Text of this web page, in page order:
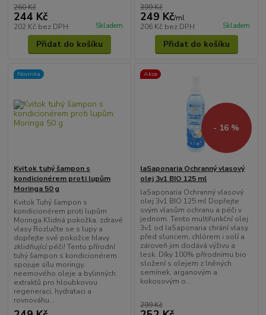
260 Kč
244 Kč
202 Kč bez DPH Skladem
Přidat do košíku
399 Kč
249 Kč/ml
206 Kč bez DPH Skladem
Přidat do košíku
Novinka
Kvitok tuhý šampon s
kondicionérem proti lupům
Moringa 50 g
Kvitok Tuhý šampon s
kondicionérem proti lupům
Moringa Klidná pokožka, zdravé
vlasy Rozlučte se s lupy a
dopřejte své pokožce hlavy
zklidňující péči! Tento přírodní
tuhý šampon s kondicionérem
spojuje sílu moringy,
neemového oleje a bylinných
extraktů pro hloubkovou
regeneraci, hydrataci a
rovnováhu...
Akce
- 16 %
laSaponaria Ochranný vlasový
olej 3v1 BIO 125 ml
laSaponaria Ochranný vlasový
olej 3v1 BIO 125 ml Dopřejte
svým vlasům ochranu a péči v
jednom. Tento multifunkční olej
3v1 od laSaponaria chrání vlasy
před sluncem, chlórem i solí a
zároveň jim dodává výživu a
lesk. Díky 100% přírodnímu bio
složení s olejem z lněných
semínek, arganovým a
kokosovým o...
299 Kč